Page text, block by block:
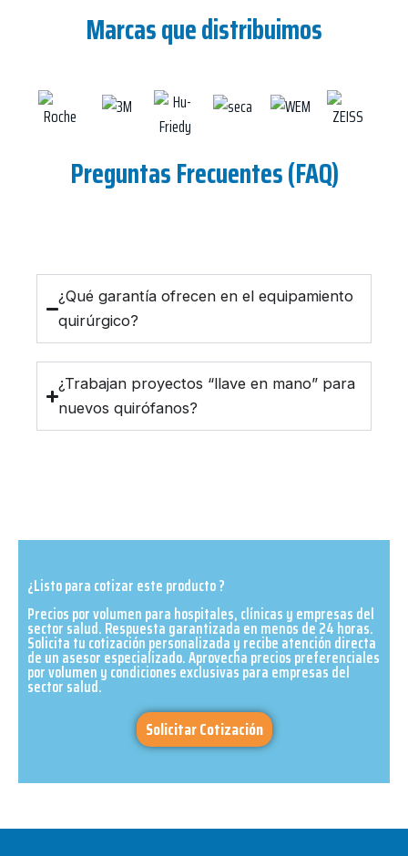
Marcas que distribuimos
Preguntas Frecuentes (FAQ)
¿Qué garantía ofrecen en el equipamiento
quirúrgico?
¿Trabajan proyectos “llave en mano” para
nuevos quirófanos?
¿Listo para cotizar este producto ?
Precios por volumen para hospitales, clínicas y empresas del
sector salud. Respuesta garantizada en menos de 24 horas.
Solicita tu cotización personalizada y recibe atención directa
de un asesor especializado. Aprovecha precios preferenciales
por volumen y condiciones exclusivas para empresas del
sector salud.​
Solicitar Cotización